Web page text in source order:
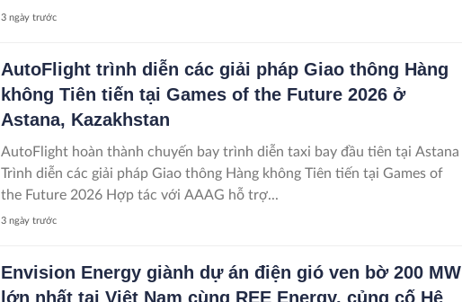
3 ngày trước
AutoFlight trình diễn các giải pháp Giao thông Hàng
không Tiên tiến tại Games of the Future 2026 ở
Astana, Kazakhstan
AutoFlight hoàn thành chuyến bay trình diễn taxi bay đầu tiên tại Astana
Trình diễn các giải pháp Giao thông Hàng không Tiên tiến tại Games of
the Future 2026 Hợp tác với AAAG hỗ trợ...
3 ngày trước
Envision Energy giành dự án điện gió ven bờ 200 MW
lớn nhất tại Việt Nam cùng REE Energy, củng cố Hệ